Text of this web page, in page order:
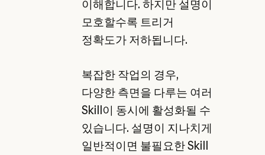
이해합니다. 하지만 설명이
모호할수록 트리거
정확도가 저하됩니다.
복잡한 작업의 경우,
다양한 측면을 다루는 여러
Skill이 동시에 활성화될 수
있습니다. 설명이 지나치게
일반적이면 불필요한 Skill